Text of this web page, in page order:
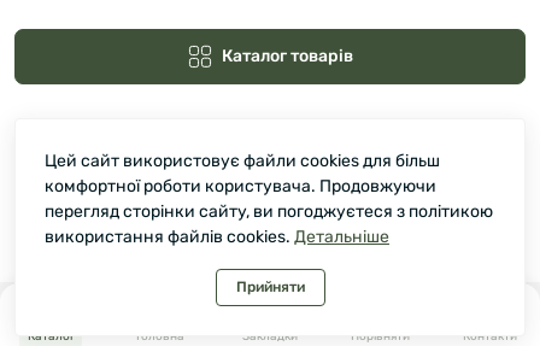
Каталог Головна Закладки
0
Порівняти Контакти
Каталог товарів
Зелмарт © 2026
Цей сайт використовує файли cookies для більш
комфортної роботи користувача. Продовжуючи
перегляд сторінки сайту, ви погоджуєтеся з політикою
використання файлів cookies. Детальніше
Прийняти